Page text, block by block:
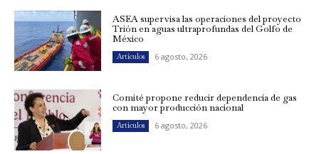
ASEA supervisa las operaciones del proyecto
Trión en aguas ultraprofundas del Golfo de
México
Artículos 6 agosto, 2026
Comité propone reducir dependencia de gas
con mayor producción nacional
Artículos 6 agosto, 2026